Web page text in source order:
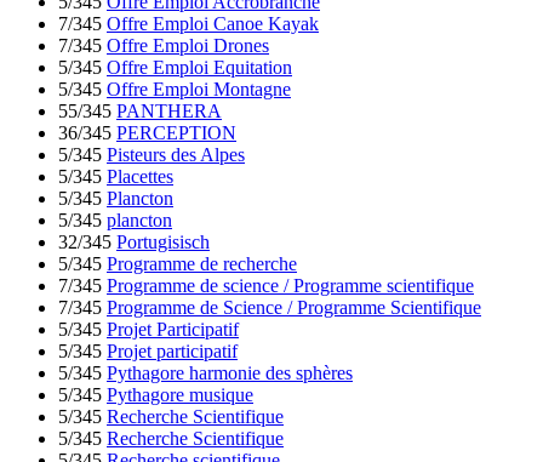
7/345 Offre Emploi Canoe Kayak
7/345 Offre Emploi Drones
5/345 Offre Emploi Equitation
5/345 Offre Emploi Montagne
55/345 PANTHERA
36/345 PERCEPTION
5/345 Pisteurs des Alpes
5/345 Placettes
5/345 Plancton
5/345 plancton
32/345 Portugisisch
5/345 Programme de recherche
7/345 Programme de science / Programme scientifique
7/345 Programme de Science / Programme Scientifique
5/345 Projet Participatif
5/345 Projet participatif
5/345 Pythagore harmonie des sphères
5/345 Pythagore musique
5/345 Recherche Scientifique
5/345 Recherche Scientifique